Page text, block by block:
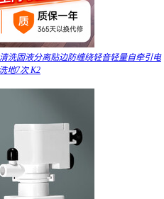
洗固液分离贴边防缠绕轻音轻量自牵引电
地7次 K2